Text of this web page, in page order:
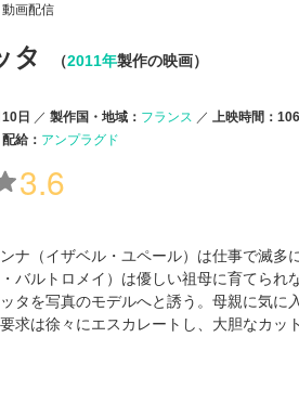
画配信
タ （2011年製作の映画）
日
製作国・地域： フランス
上映時間：
配給： アンプラグド
3.6
ナ（イザベル・ユペール）は仕事で滅多
バルトロメイ）は優しい祖母に育てら
タを写真のモデルへと誘う。母親に気に
求は徐々にエスカレートし、大胆なカ